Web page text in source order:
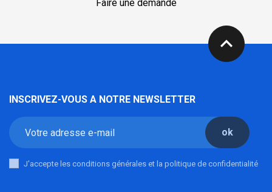
Faire une demande
expand_less
INSCRIVEZ-VOUS A NOTRE NEWSLETTER
ok
J'accepte les conditions générales et la politique de confidentialité